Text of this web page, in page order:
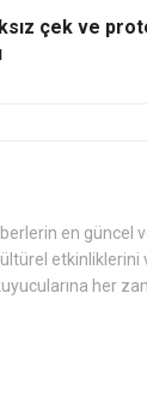
çek ve
en güncel
etkinliklerini
her